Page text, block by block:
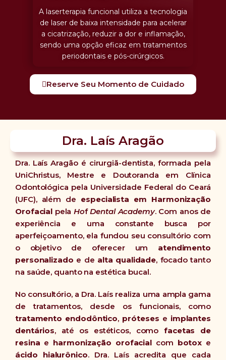
A laserterapia funcional utiliza a tecnologia
de laser de baixa intensidade para acelerar
a cicatrização, reduzir a dor e inflamação,
sendo uma opção eficaz em tratamentos
periodontais e pós-cirúrgicos.
Reserve Seu Momento de Cuidado
Dra. Laís Aragão
Dra. Laís Aragão é cirurgiã-dentista, formada pela
UniChristus, Mestre e Doutoranda em Clínica
Odontológica pela Universidade Federal do Ceará
(UFC), além de especialista em Harmonização
Orofacial pelaHofDental Academy. Com anos de
experiência e uma constante busca por
aperfeiçoamento, ela fundou seu consultório com
o objetivo de oferecer um atendimento
personalizado e de alta qualidade, focado tanto
na saúde, quanto na estética bucal.
No consultório, a Dra. Laís realiza uma ampla gama
de tratamentos, desde os funcionais, como
tratamento endodôntico, próteses e implantes
dentários, até os estéticos, comofacetas de
resina e harmonização orofacial com botox e
ácido hialurônico. Dra. Laís acredita que cada